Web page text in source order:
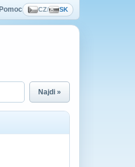
Pomoc CZ/ SK
Najdi »